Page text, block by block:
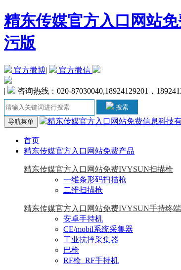
精东传媒官方入口网站
污版
官方微博| 官方微信
| 咨询热线：020-87030040,18924129201，
搜索
导航菜单
首页
精东传媒官方入口网站免费产品
精东传媒官方入口网站免费IVYSUN扫描枪
一维条形码扫描枪
二维扫描枪
精东传媒官方入口网站免费IVYSUN手持终端
安卓手持机
CE/mobil系统采集器
工业抗摔采集器
巴枪
RF枪_RF手持机